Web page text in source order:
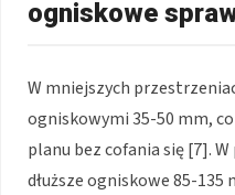
ogniskowe
W mniejszych
ogniskowymi 35-50 mm,
planu bez cofania się [7].
dłuższe ogniskowe 85-